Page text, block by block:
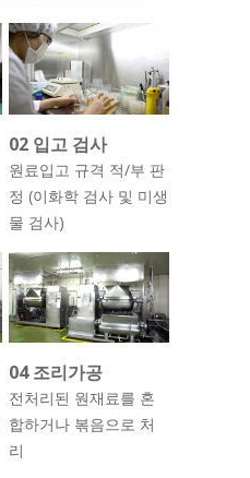
02 입고 검사
원료입고 규격 적/부 판
정 (이화학 검사 및 미생
물 검사)
04 조리가공
전처리된 원재료를 혼
합하거나 볶음으로 처
리